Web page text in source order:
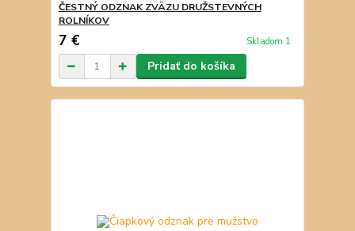
ČESTNÝ ODZNAK ZVÄZU DRUŽSTEVNÝCH
ROLNÍKOV
7 € Skladom 1
Pridať do košíka